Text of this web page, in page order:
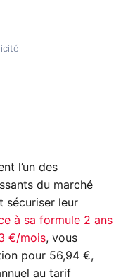
l’un des
du marché
sécuriser leur
à sa formule 2 ans
€/mois, vous
pour 56,94 €,
au tarif